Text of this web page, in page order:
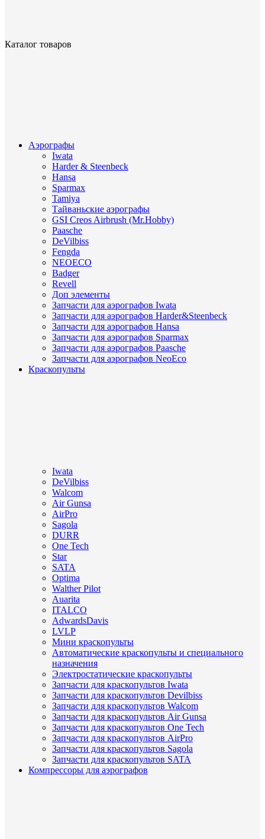
Каталог товаров
Аэрографы
Iwata
Harder & Steenbeck
Hansa
Sparmax
Tamiya
Тайваньские аэрографы
GSI Creos Airbrush (Mr.Hobby)
Paasche
DeVilbiss
Fengda
NEOECO
Badger
Revell
Доп элементы
Запчасти для аэрографов Iwata
Запчасти для аэрографов Harder&Steenbeck
Запчасти для аэрографов Hansa
Запчасти для аэрографов Sparmax
Запчасти для аэрографов Paasche
Запчасти для аэрографов NeoEco
Краскопульты
Iwata
DeVilbiss
Walcom
Air Gunsa
AirPro
Sagola
DURR
One Tech
Star
SATA
Optima
Walther Pilot
Auarita
ITALCO
AdwardsDavis
LVLP
Мини краскопульты
Автоматические краскопульты и специального
назначения
Электростатические краскопульты
Запчасти для краскопультов Iwata
Запчасти для краскопультов Devilbiss
Запчасти для краскопультов Walcom
Запчасти для краскопультов Air Gunsa
Запчасти для краскопультов One Tech
Запчасти для краскопультов AirPro
Запчасти для краскопультов Sagola
Запчасти для краскопультов SATA
Компрессоры для аэрографов